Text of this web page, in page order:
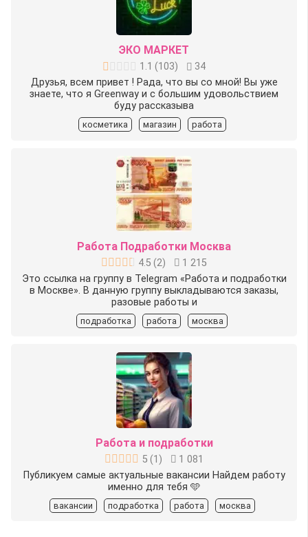
ЭКО МАРКЕТ
1.1 (103)
34
Друзья, всем привет ! Рада, что вы со мной! Вы уже
знаете, что я Greenway и с большим удовольствием
буду рассказыва
косметика магазин работа
Работа Подработки Москва
4.5 (2)
1 215
Это ссылка на группу в Telegram «Работа и подработки
в Москве». В данную группу выкладываются заказы,
разовые работы и
подработка работа москва
Работа и подработки
5 (1 )
1 081
Публикуем самые актуальные вакансии Найдем работу
именно для тебя 🩵
вакансии подработка работа москва